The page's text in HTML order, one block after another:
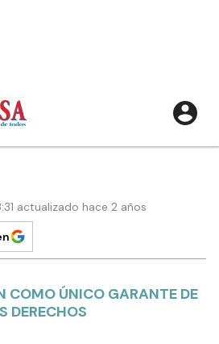
actualizado hace 2 años
COMO ÚNICO GARANTE DE
DERECHOS